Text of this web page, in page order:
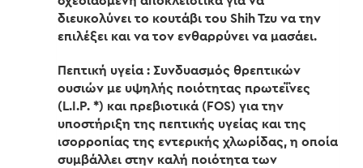
διευκολύνει το κουτάβι του Shih Tzu να την
επιλέξει και να τον ενθαρρύνει να μασάει.
Πεπτική υγεία : Συνδυασμός θρεπτικών
ουσιών με υψηλής ποιότητας πρωτεΐνες
(L.I.P. *) και πρεβιοτικά (FOS) για την
υποστήριξη της πεπτικής υγείας και της
ισορροπίας της εντερικής χλωρίδας, η οποία
συμβάλλει στην καλή ποιότητα των